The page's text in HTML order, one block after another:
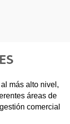
más alto nivel,
áreas de
comercial